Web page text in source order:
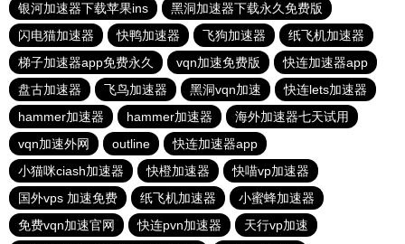
银河加速器下载苹果ins
黑洞加速器下载永久免费版
闪电猫加速器
快鸭加速器 飞狗加速器
纸飞机加速器
梯子加速器app免费永久
vqn加速免费版
快连加速器app
盘古加速器
飞鸟加速器 黑洞vqn加速
快连lets加速器
hammer加速器
hammer加速器
海外加速器七天试用
vqn加速外网
outline
快连加速器app
小猫咪ciash加速器
快橙加速器
快喵vp加速器
国外vps 加速免费
纸飞机加速器
小蜜蜂加速器
免费vqn加速官网
快连pvn加速器
天行vp加速